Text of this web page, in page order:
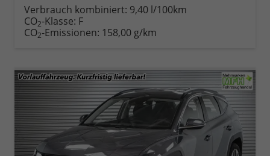
Verbrauch kombiniert: 9,40 l/100km
CO2-Klasse: F
CO2-Emissionen: 158,00 g/km